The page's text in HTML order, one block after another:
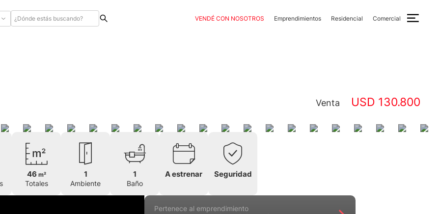
VENDÉ CON NOSOTROS Emprendimientos Residencial Comercial
Venta USD 130.800
46 m²
Totales
1
Ambiente
1
Baño
A estrenar Seguridad
Pertenece al emprendimiento